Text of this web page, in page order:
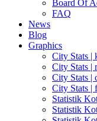
Board Of
FAQ
News
Blog
Graphics
City Stats |
City Stats |
City Stats |
City Stats |
Statistik
Statistik